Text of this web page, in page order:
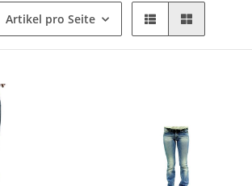
Artikel pro Seite